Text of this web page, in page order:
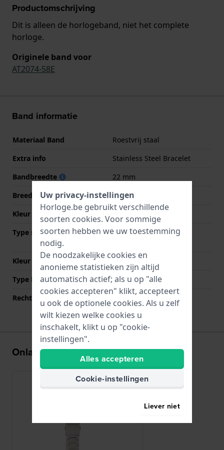
Productomschrijving
Dit is alleen de horlogeband, niet het complete
horloge.
Originele band voor
AT2074-58E
Band informatie
Materiaal Band
Roestvrij staal
Extra info
Stainless Steel Bracelet
Bandbreedte
22 mm
Breedte bandaanzet
22 mm
Kleur Band
Type sluiting
Vlindersluiting met
Kleur sluiting
Zilver
Type Bevestiging
Bandpennen
Rechte aanzet
Onlangs bekeken
Uw privacy-instellingen
Horloge.be gebruikt verschillende
soorten cookies. Voor sommige
soorten hebben we uw toestemming
nodig.
De noodzakelijke cookies en
anonieme statistieken zijn altijd
automatisch actief; als u op "alle
cookies accepteren" klikt, accepteert
u ook de optionele cookies. Als u zelf
wilt kiezen welke cookies u
inschakelt, klikt u op "cookie-
instellingen".
Alles accepteren
Cookie-instellingen
Liever niet